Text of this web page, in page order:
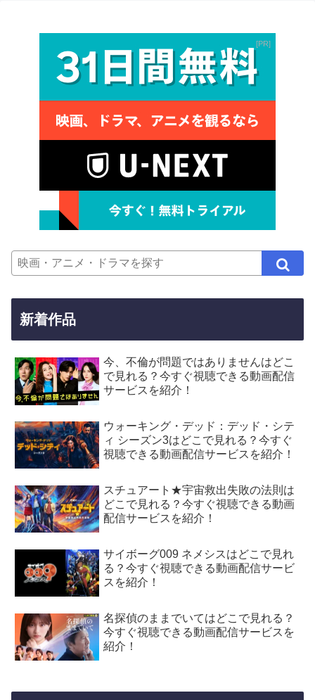
PR
新着作品
今、不倫が問題ではありませんはどこ
で見れる？今すぐ視聴できる動画配信
サービスを紹介！
ウォーキング・デッド：デッド・シテ
ィ シーズン3はどこで見れる？今すぐ
視聴できる動画配信サービスを紹介！
スチュアート★宇宙救出失敗の法則は
どこで見れる？今すぐ視聴できる動画
配信サービスを紹介！
サイボーグ009 ネメシスはどこで見れ
る？今すぐ視聴できる動画配信サービ
スを紹介！
名探偵のままでいてはどこで見れる？
今すぐ視聴できる動画配信サービスを
紹介！